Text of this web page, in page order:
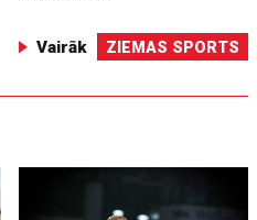
Vairāk ZIEMAS SPORTS